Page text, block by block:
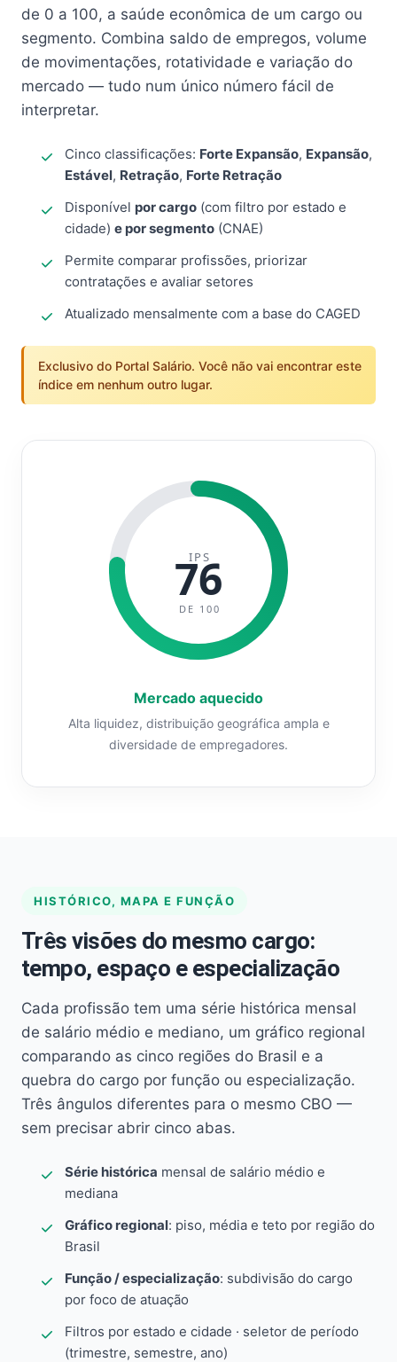
de 0 a 100, a saúde econômica de um cargo ou
segmento. Combina saldo de empregos, volume
de movimentações, rotatividade e variação do
mercado — tudo num único número fácil de
interpretar.
Cinco classificações: Forte Expansão, Expansão,
Estável, Retração, Forte Retração
Disponível por cargo (com filtro por estado e
cidade) e por segmento (CNAE)
Permite comparar profissões, priorizar
contratações e avaliar setores
Atualizado mensalmente com a base do CAGED
Exclusivo do Portal Salário. Você não vai encontrar este
índice em nenhum outro lugar.
IPS
76
DE 100
Mercado aquecido
Alta liquidez, distribuição geográfica ampla e
diversidade de empregadores.
HISTÓRICO, MAPA E FUNÇÃO
Três visões do mesmo cargo:
tempo, espaço e especialização
Cada profissão tem uma série histórica mensal
de salário médio e mediano, um gráfico regional
comparando as cinco regiões do Brasil e a
quebra do cargo por função ou especialização.
Três ângulos diferentes para o mesmo CBO —
sem precisar abrir cinco abas.
Série histórica mensal de salário médio e
mediana
Gráfico regional: piso, média e teto por região do
Brasil
Função / especialização: subdivisão do cargo
por foco de atuação
Filtros por estado e cidade · seletor de período
(trimestre, semestre, ano)